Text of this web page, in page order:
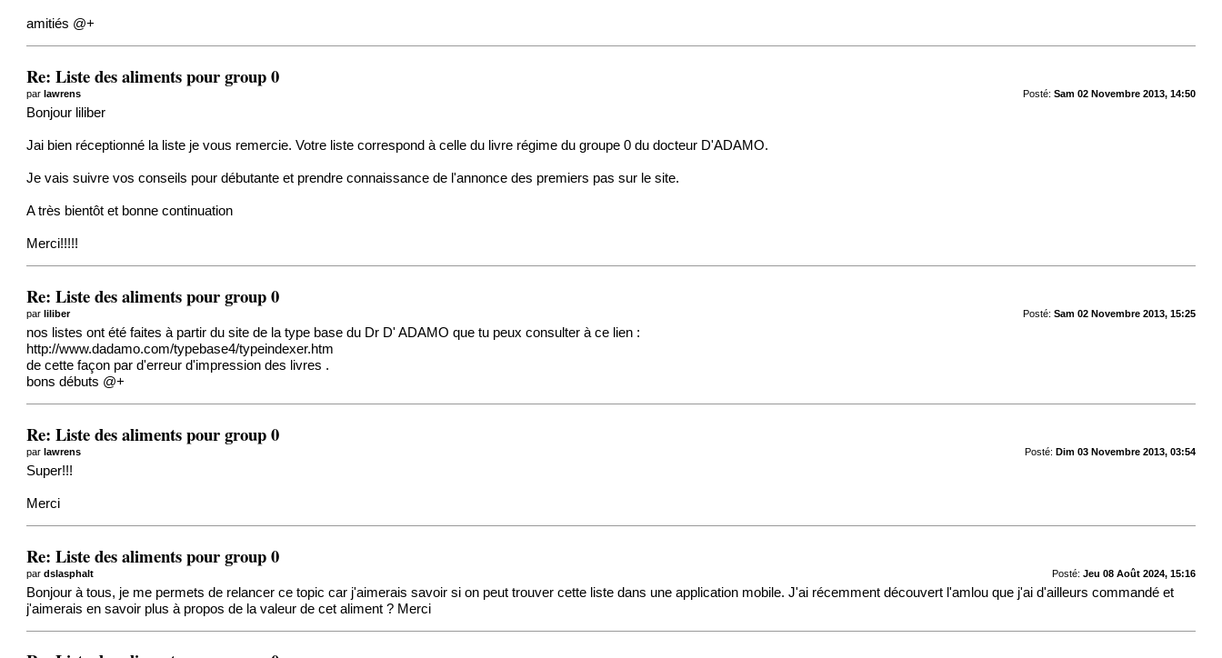
amitiés @+
Re: Liste des aliments pour group 0
Posté: Sam 02 Novembre 2013, 14:50
parlawrens
Bonjour liliber
Jai bien réceptionné la liste je vous remercie. Votre liste correspond à celle du livre régime du groupe 0 du docteur D'ADAMO.
Je vais suivre vos conseils pour débutante et prendre connaissance de l'annonce des premiers pas sur le site.
A très bientôt et bonne continuation
Merci!!!!!
Re: Liste des aliments pour group 0
Posté: Sam 02 Novembre 2013, 15:25
parliliber
nos listes ont été faites à partir du site de la type base du Dr D' ADAMO que tu peux consulter à ce lien :
http://www.dadamo.com/typebase4/typeindexer.htm
de cette façon par d'erreur d'impression des livres .
bons débuts @+
Re: Liste des aliments pour group 0
Posté: Dim 03 Novembre 2013, 03:54
parlawrens
Super!!!
Merci
Re: Liste des aliments pour group 0
Posté: Jeu 08 Août 2024, 15:16
pardslasphalt
Bonjour à tous, je me permets de relancer ce topic car j'aimerais savoir si on peut trouver cette liste dans une application mobile. J'ai récemment découvert l'amlou que j'ai d'ailleurs commandé et
j'aimerais en savoir plus à propos de la valeur de cet aliment ? Merci